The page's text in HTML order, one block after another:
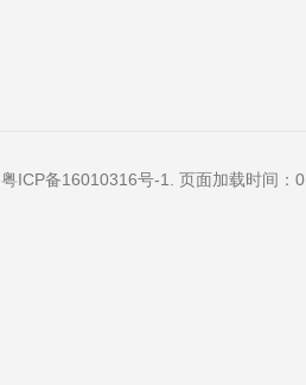
粤ICP备16010316号-1 . 页面加载时间：